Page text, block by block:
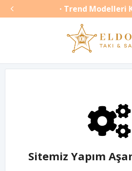
 • Trend Modelleri
Sitemiz Yapım